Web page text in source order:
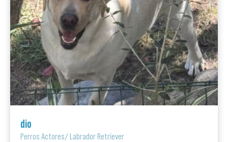
dio
Perros Actores/Labrador Retriever